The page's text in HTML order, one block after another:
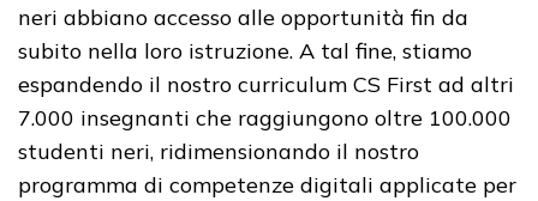
neri abbiano accesso alle opportunità fin da
subito nella loro istruzione. A tal fine, stiamo
espandendo il nostro curriculum CS First ad altri
7.000 insegnanti che raggiungono oltre 100.000
studenti neri, ridimensionando il nostro
programma di competenze digitali applicate per